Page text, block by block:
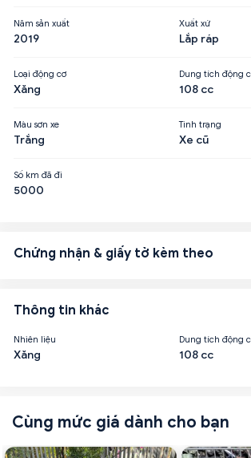
Năm sản xuất
2019
Xuất xứ
Lắp ráp
Loại động cơ
Xăng
Dung tích động
108 cc
Màu sơn xe
Trắng
Tình trạng
Xe cũ
Số km đã đi
5000
Chứng nhận & giấy tờ kèm theo
Thông tin khác
Nhiên liệu
Xăng
Dung tích động
108 cc
Cùng mức giá dành cho bạn